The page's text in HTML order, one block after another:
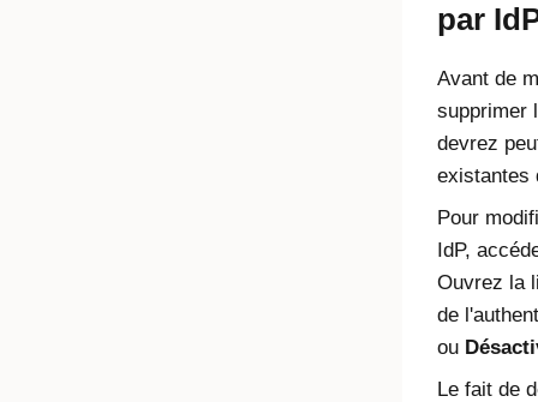
par
Avant de
supprimer
devrez
existantes
Pour
IdP,
Ouvrez la
de
ou
Le fait de